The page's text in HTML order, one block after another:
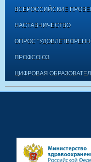
ВСЕРОССИЙСКИЕ
НАСТАВНИЧЕСТВО
ОПРОС
ПРОФСОЮЗ
ЦИФРОВАЯ